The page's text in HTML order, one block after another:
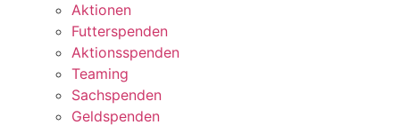
Aktionen
Futterspenden
Aktionsspenden
Teaming
Sachspenden
Geldspenden